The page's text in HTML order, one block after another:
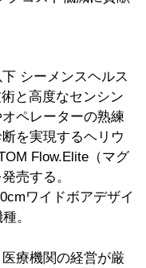
シーメンスヘルス
と高度なセンシン
ペレーターの熟練
を実現するヘリウ
Flow.Elite（マグ
売する。
ワイドボアデザイ
。
療機関の経営が厳